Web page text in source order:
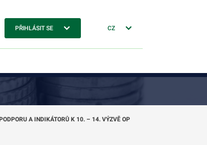
PŘIHLÁSIT SE CZ
A INDIKÁTORŮ K 10. – 14. VÝZVĚ OP